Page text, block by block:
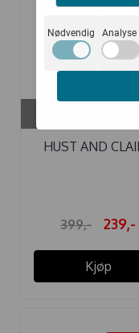
HUST AND
399,- 239,-
Kjøp
Nødvendig Analyse